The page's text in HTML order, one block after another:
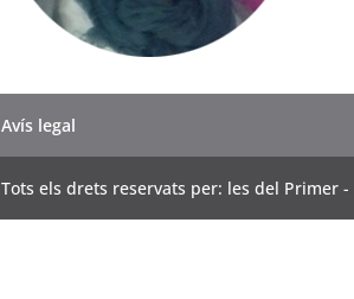
Avís legal
Tots els drets reservats per: les del Primer -